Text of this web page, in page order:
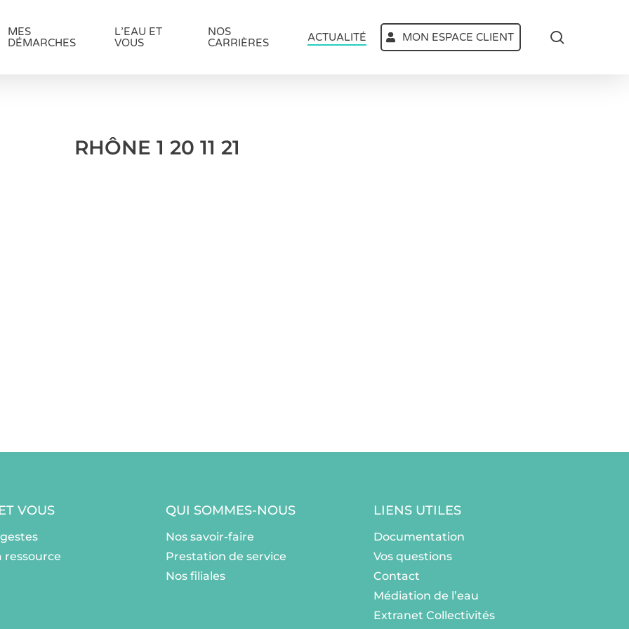
MES
DÉMARCHES
L’EAU ET
VOUS
NOS
CARRIÈRES
ACTUALITÉ MON ESPACE CLIENT
RHÔNE 1 20 11 21
VOUS
ressource
QUI SOMMES-NOUS
Nos savoir-faire
Prestation de service
Nos filiales
LIENS UTILES
Documentation
Vos questions
Contact
Médiation de l’eau
Extranet Collectivités